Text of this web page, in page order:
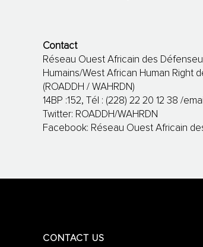
Contact
Réseau Ouest Africain des
Humains/West African Human Right
(ROADDH / WAHRDN)
14BP :152, Tél : (228) 22 20 12 38 /
Twitter: ROADDH/WAHRDN
Facebook: Réseau Ouest Africain
CONTACT US